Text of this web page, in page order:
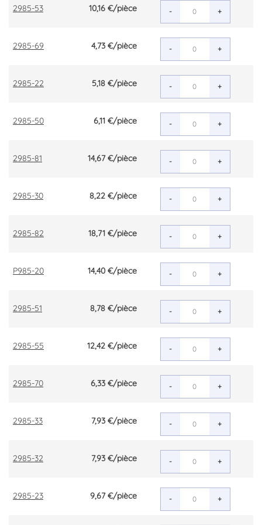
2985-53 10,16 €/pièce - +
2985-69 4,73 €/pièce - +
2985-22 5,18 €/pièce - +
2985-50 6,11 €/pièce - +
2985-81 14,67 €/pièce - +
2985-30 8,22 €/pièce - +
2985-82 18,71 €/pièce - +
P985-20 14,40 €/pièce - +
2985-51 8,78 €/pièce - +
2985-55 12,42 €/pièce - +
2985-70 6,33 €/pièce - +
2985-33 7,93 €/pièce - +
2985-32 7,93 €/pièce - +
2985-23 9,67 €/pièce - +